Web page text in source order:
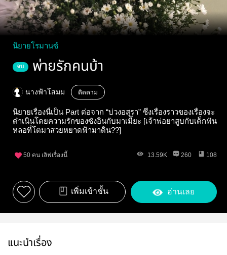
นิยายโรมานซ์
จบ พ่ายรักคนบ้า
นางฟ้าโสมม ติดตาม
นิยายเรื่องนี้เป็น Part ต่อจาก “บ่วงอสุรา” ซึ่งเรื่องราวของเรื่องจะ
ดำเนินโดยความรักของซังอินกับมาเมี้ยะ [เจ้าพ่อยาสูบกับเด็กฟัน
หลอที่โตมาสวยหยาดฟ้ามาดิน??]
50 คน เลิฟเรื่องนี้ 13.59K 260 108
เพิ่มเข้าชั้น อ่านเลย
แนะนำเรื่อง